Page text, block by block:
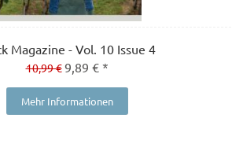
Magazine - Vol. 10 Issue 4
10,99 €9,89 € *
Mehr Informationen